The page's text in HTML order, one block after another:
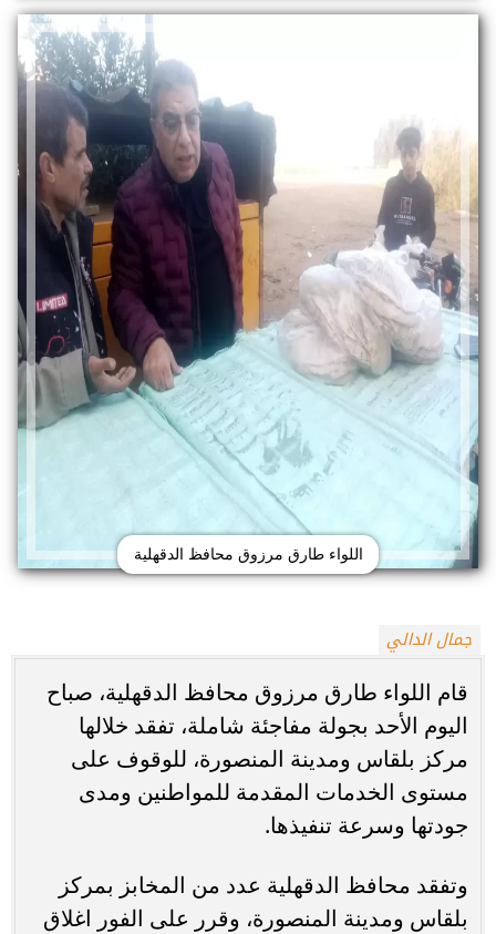
اللواء طارق مرزوق محافظ الدقهلية
جمال الدالي
قام اللواء طارق مرزوق محافظ الدقهلية، صباح
اليوم الأحد بجولة مفاجئة شاملة، تفقد خلالها
مركز بلقاس ومدينة المنصورة، للوقوف على
مستوى الخدمات المقدمة للمواطنين ومدى
جودتها وسرعة تنفيذها.
وتفقد محافظ الدقهلية عدد من المخابز بمركز
بلقاس ومدينة المنصورة، وقرر على الفور اغلاق